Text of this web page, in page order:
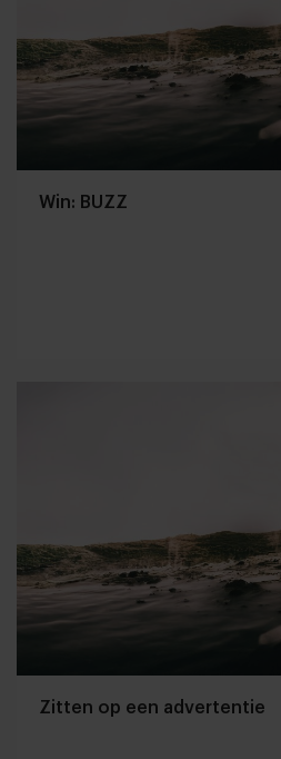
Win: BUZZ
Zitten op een advertentie